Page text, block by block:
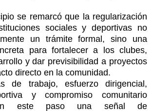
se remarcó que la regularización
sociales y deportivas no
un trámite formal, sino una
para fortalecer a los clubes,
y dar previsibilidad a proyectos
directo en la comunidad.
de trabajo, esfuerzo dirigencial,
y compromiso comunitario
en este paso una señal de